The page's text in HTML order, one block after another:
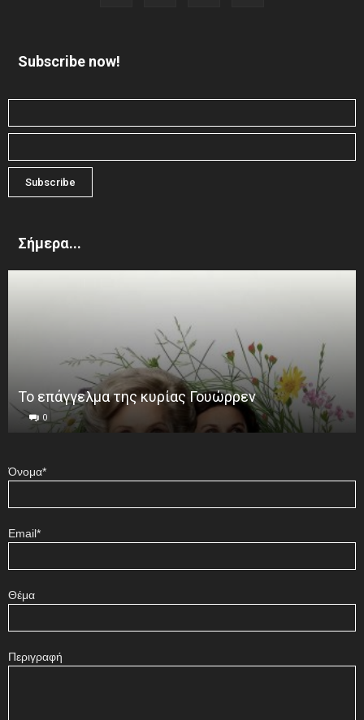
Subscribe now!
Σήμερα...
Το επάγγελμα της κυρίας Γουώρρεν
0
Όνομα*
Email*
Θέμα
Περιγραφή